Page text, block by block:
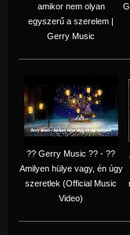
amikor nem olyan
egyszerű a szerelem |
Gerry Music
?? Gerry Music ?? - ??
Amilyen hülye vagy, én úgy
szeretlek (Official Music
Video)